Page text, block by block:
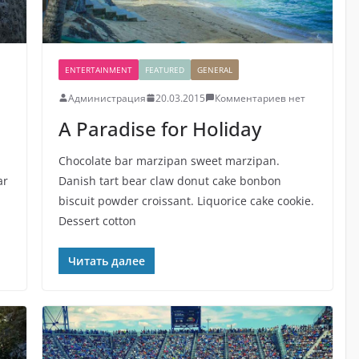
ENTERTAINMENT FEATURED GENERAL
Администрация 20.03.2015 Комментариев нет
A Paradise for Holiday
Chocolate bar marzipan sweet marzipan.
Danish tart bear claw donut cake bonbon
biscuit powder croissant. Liquorice cake cookie.
Dessert cotton
Читать далее